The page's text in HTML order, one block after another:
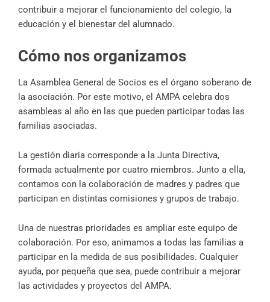
contribuir a mejorar el funcionamiento del colegio, la
educación y el bienestar del alumnado.
Cómo nos organizamos
La Asamblea General de Socios es el órgano soberano de
la asociación. Por este motivo, el AMPA celebra dos
asambleas al año en las que pueden participar todas las
familias asociadas.
La gestión diaria corresponde a la Junta Directiva,
formada actualmente por cuatro miembros. Junto a ella,
contamos con la colaboración de madres y padres que
participan en distintas comisiones y grupos de trabajo.
Una de nuestras prioridades es ampliar este equipo de
colaboración. Por eso, animamos a todas las familias a
participar en la medida de sus posibilidades. Cualquier
ayuda, por pequeña que sea, puede contribuir a mejorar
las actividades y proyectos del AMPA.